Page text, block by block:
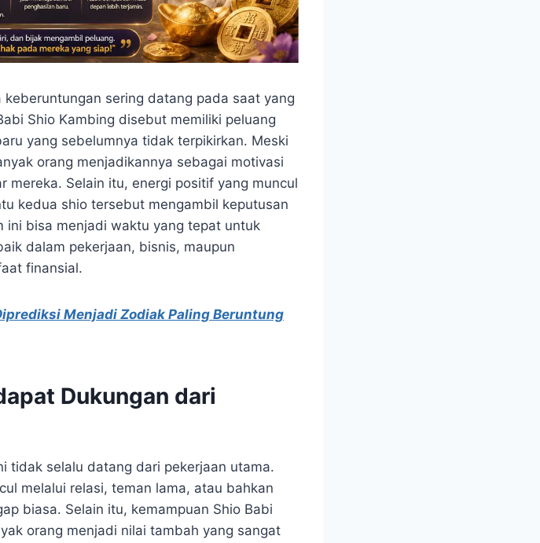
sering datang pada saat yang
Shio Kambing disebut memiliki peluang
yang sebelumnya tidak terpikirkan. Meski
orang menjadikannya sebagai motivasi
Selain itu, energi positif yang muncul
kedua shio tersebut mengambil keputusan
ini bisa menjadi waktu yang tepat untuk
dalam pekerjaan, bisnis, maupun
finansial.
Menjadi Zodiak Paling Beruntung
Dukungan dari
tidak selalu datang dari pekerjaan utama.
melalui relasi, teman lama, atau bahkan
biasa. Selain itu, kemampuan Shio Babi
orang menjadi nilai tambah yang sangat